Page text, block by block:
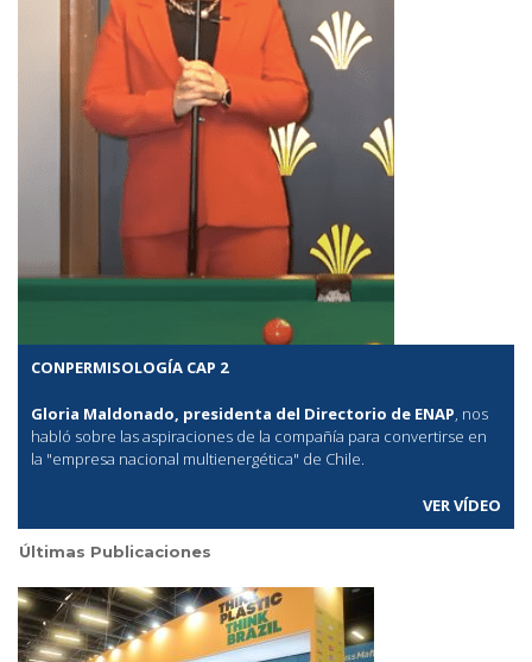
CONPERMISOLOGÍA CAP 2
Gloria Maldonado, presidenta del Directorio de ENAP , nos
habló sobre las aspiraciones de la compañía para convertirse en
la "empresa nacional multienergética" de Chile.
VER VÍDEO
Últimas Publicaciones